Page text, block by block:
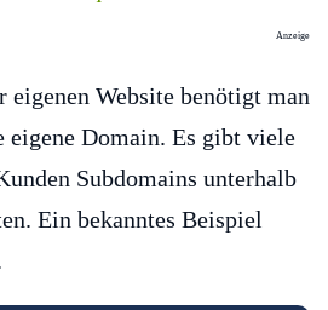
Anzeige
eigenen Website benötigt man
eigene Domain. Es gibt viele
Subdomains unterhalb
Ein bekanntes Beispiel